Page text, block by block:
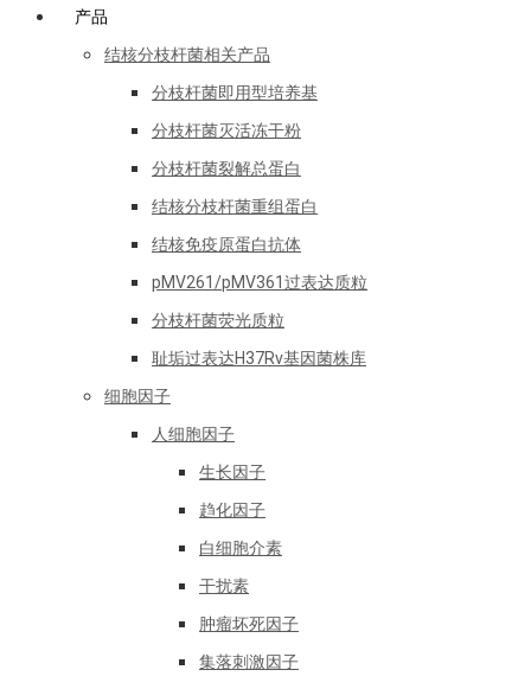
产品
结核分枝杆菌相关产品
分枝杆菌即用型培养基
分枝杆菌灭活冻干粉
分枝杆菌裂解总蛋白
结核分枝杆菌重组蛋白
结核免疫原蛋白抗体
pMV261/pMV361过表达质粒
分枝杆菌荧光质粒
耻垢过表达H37Rv基因菌株库
细胞因子
人细胞因子
生长因子
趋化因子
白细胞介素
干扰素
肿瘤坏死因子
集落刺激因子